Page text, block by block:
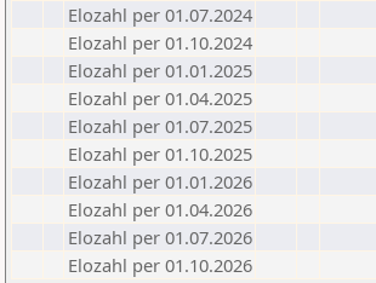
Elozahl per 01.07.2024
Elozahl per 01.10.2024
Elozahl per 01.01.2025
Elozahl per 01.04.2025
Elozahl per 01.07.2025
Elozahl per 01.10.2025
Elozahl per 01.01.2026
Elozahl per 01.04.2026
Elozahl per 01.07.2026
Elozahl per 01.10.2026